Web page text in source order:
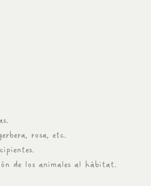
rosa, etc.
de los animales al hábitat.